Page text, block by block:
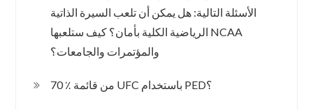
الأسئلة التالية: هل يمكن أن تلعب السيرة الذاتية
الرياضية الكلية بأمان؟ كيف ستلعبها NCAA
والمؤتمرات والجامعات؟
70 ٪ من قائمة UFC باستخدام PED؟